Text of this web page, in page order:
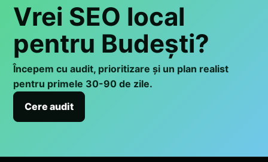
Vrei SEO local
pentru Budești?
Începem cu audit, prioritizare și un plan realist
pentru primele 30-90 de zile.
Cere audit